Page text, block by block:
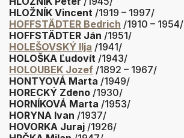
HLOŽNÍK Vincent /1919 – 1997/
HOFFSTÄDTER Bedrich /1910 – 1954/
HOFFSTÄDTER Ján /1951/
HOLEŠOVSKÝ Ilja /1941/
HOLOŠKA Ľudovít /1943/
HOLOUBEK Jozef /1892 – 1967/
HONTYOVÁ Marta /1949/
HORECKÝ Zdeno /1930/
HORNÍKOVÁ Marta /1953/
HORYNA Ivan /1937/
HOVORKA Juraj /1926/